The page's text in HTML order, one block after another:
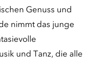
Genuss und
nimmt das junge
und Tanz, die alle